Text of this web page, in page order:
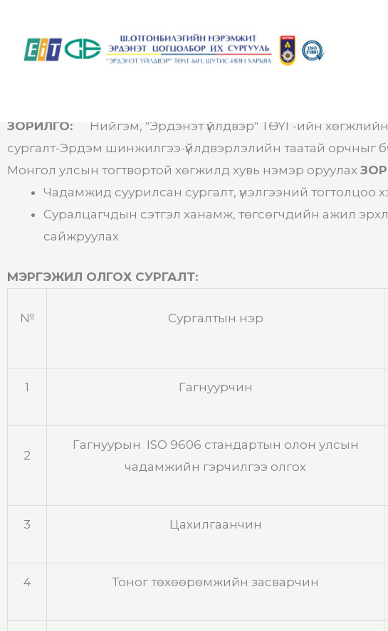
content
ЗОРИЛГО:
Нийгэм, "Эрдэнэт үйлдвэр" ТӨҮГ-ийн
сургалт-Эрдэм шинжилгээ-үйлдвэрлэлийн таатай орчныг
Монгол улсын тогтвортой хөгжилд хувь нэмэр оруулах
Чадамжид суурилсан сургалт, үнэлгээний тогтолцоо
Суралцагчдын сэтгэл ханамж, төгсөгчдийн ажил
сайжруулах
МЭРГЭЖИЛ ОЛГОХ СУРГАЛТ:
№ Сургалтын нэр
1 Гагнуурчин
2
Гагнуурын ISO 9606 стандартын олон улсын
чадамжийн гэрчилгээ олгох
3 Цахилгаанчин
4 Тоног төхөөрөмжийн засварчин